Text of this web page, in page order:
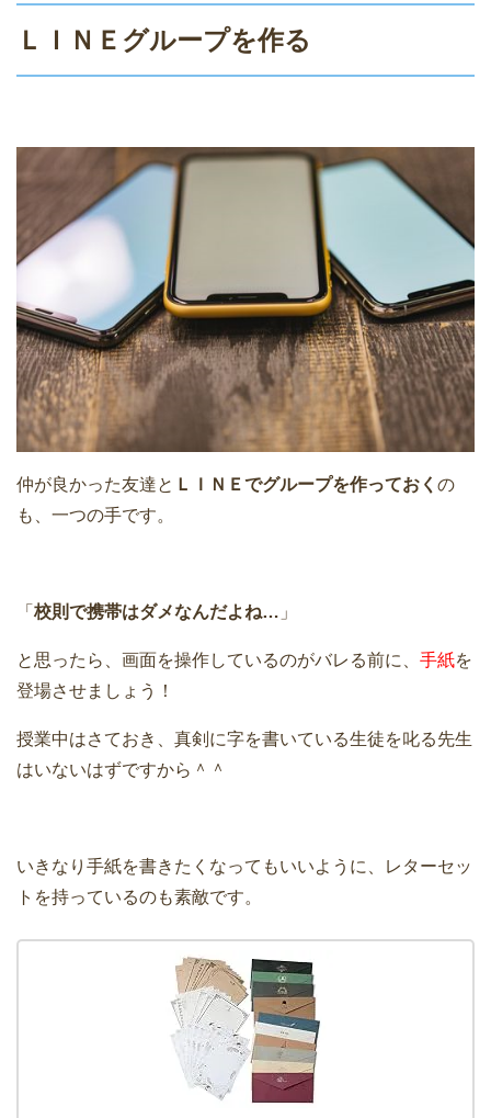
ＬＩＮＥグループを作る
仲が良かった友達と ＬＩＮＥでグループを作っておく の
も、一つの手です。
「 校則で携帯はダメなんだよね… 」
と思ったら、画面を操作しているのがバレる前に、 手紙を
登場させましょう！
授業中はさておき、真剣に字を書いている生徒を叱る先生
はいないはずですから＾＾
いきなり手紙を書きたくなってもいいように、レターセッ
トを持っているのも素敵です。